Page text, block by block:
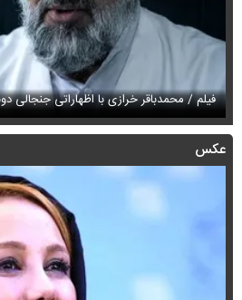
فیلم / محمدباقر خرازی با اظهاراتی جنجالی
عکس